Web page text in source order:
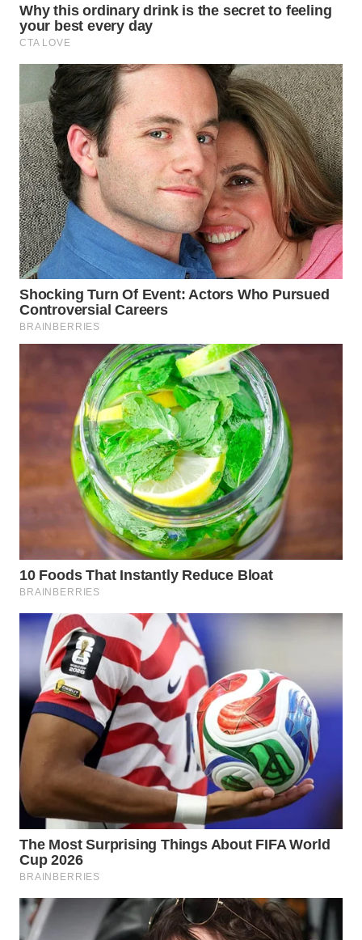
WN
MALUKU
WN
MALUT
WN
DAIRI
WN
DANAU
TOBA
WN
NIAS
WN
LANGKAT
TAPANULI
SELATAN
WN
TANJUNG
WN
SIMALUNGUN
WN
LABUHANBATU
WN
TAPANULI
WN DELI
SERDANG
WN
TEBING